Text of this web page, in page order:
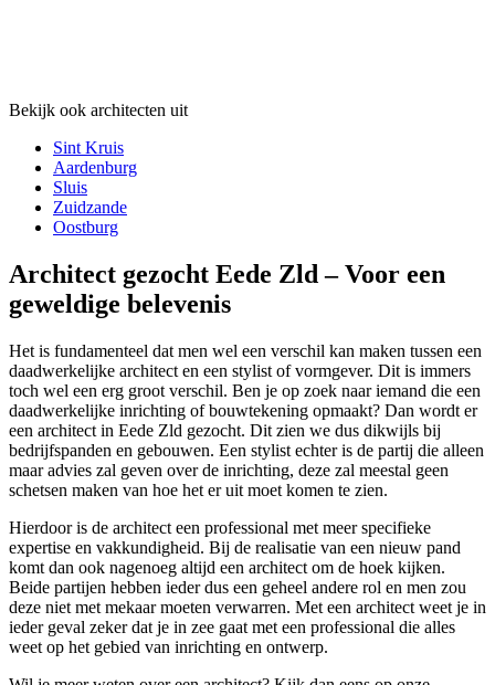
Bekijk ook architecten uit
Sint Kruis
Aardenburg
Sluis
Zuidzande
Oostburg
Architect gezocht Eede Zld – Voor een
geweldige belevenis
Het is fundamenteel dat men wel een verschil kan maken tussen een
daadwerkelijke architect en een stylist of vormgever. Dit is immers
toch wel een erg groot verschil. Ben je op zoek naar iemand die een
daadwerkelijke inrichting of bouwtekening opmaakt? Dan wordt er
een architect in Eede Zld gezocht. Dit zien we dus dikwijls bij
bedrijfspanden en gebouwen. Een stylist echter is de partij die alleen
maar advies zal geven over de inrichting, deze zal meestal geen
schetsen maken van hoe het er uit moet komen te zien.
Hierdoor is de architect een professional met meer specifieke
expertise en vakkundigheid. Bij de realisatie van een nieuw pand
komt dan ook nagenoeg altijd een architect om de hoek kijken.
Beide partijen hebben ieder dus een geheel andere rol en men zou
deze niet met mekaar moeten verwarren. Met een architect weet je in
ieder geval zeker dat je in zee gaat met een professional die alles
weet op het gebied van inrichting en ontwerp.